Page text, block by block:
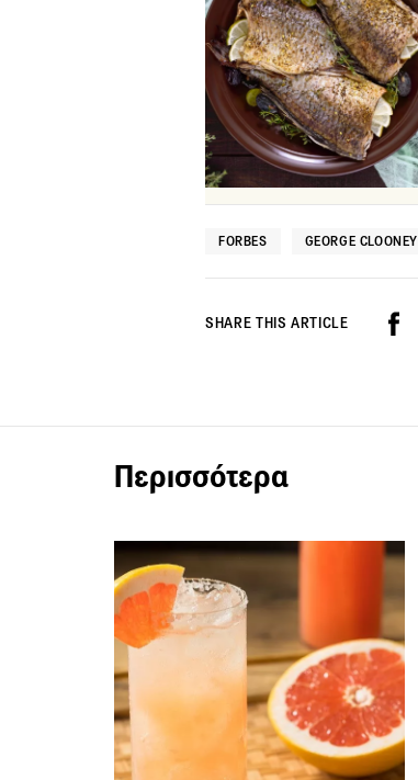
FORBES GEORGE CLOONEY
SHARE THIS ARTICLE
Περισσότερα